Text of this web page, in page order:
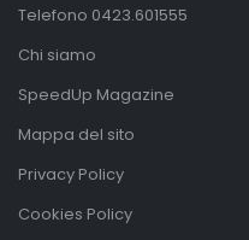
Telefono 0423.601555
Chi siamo
SpeedUp Magazine
Mappa del sito
Privacy Policy
Cookies Policy